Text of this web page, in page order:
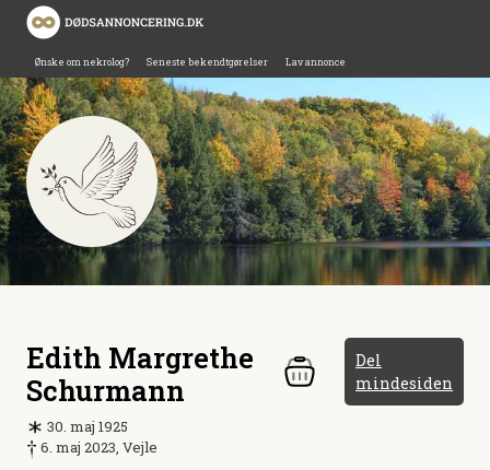
Ønske om nekrolog? Seneste bekendtgørelser Lav annonce
Edith Margrethe
Schurmann
Del
mindesiden
30. maj 1925
6. maj 2023, Vejle